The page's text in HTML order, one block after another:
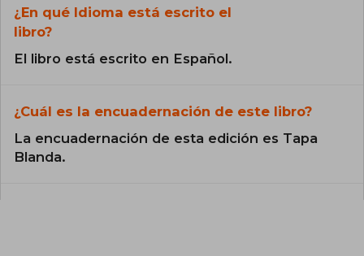
¿En qué Idioma está escrito el
libro?
El libro está escrito en Español.
¿Cuál es la encuadernación de este libro?
La encuadernación de esta edición es Tapa
Blanda.